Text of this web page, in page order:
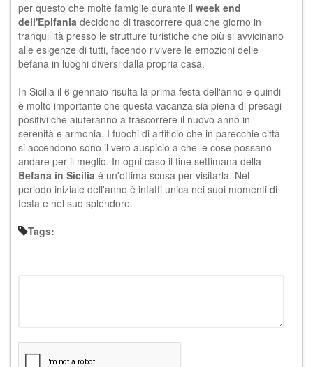
per questo che molte famiglie durante il week end
dell'Epifania decidono di trascorrere qualche giorno in
tranquillità presso le strutture turistiche che più si avvicinano
alle esigenze di tutti, facendo rivivere le emozioni delle
befana in luoghi diversi dalla propria casa.
In Sicilia il 6 gennaio risulta la prima festa dell'anno e quindi
è molto importante che questa vacanza sia piena di presagi
positivi che aiuteranno a trascorrere il nuovo anno in
serenità e armonia. I fuochi di artificio che in parecchie città
si accendono sono il vero auspicio a che le cose possano
andare per il meglio. In ogni caso il fine settimana della
Befana in Sicilia è un'ottima scusa per visitarla. Nel
periodo iniziale dell'anno è infatti unica nei suoi momenti di
festa e nel suo splendore.
Tags: